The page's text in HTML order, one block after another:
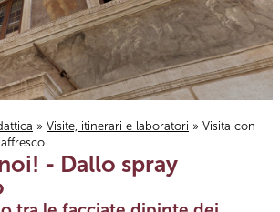
» Visite, itinerari e laboratori » Visita con
- Dallo spray